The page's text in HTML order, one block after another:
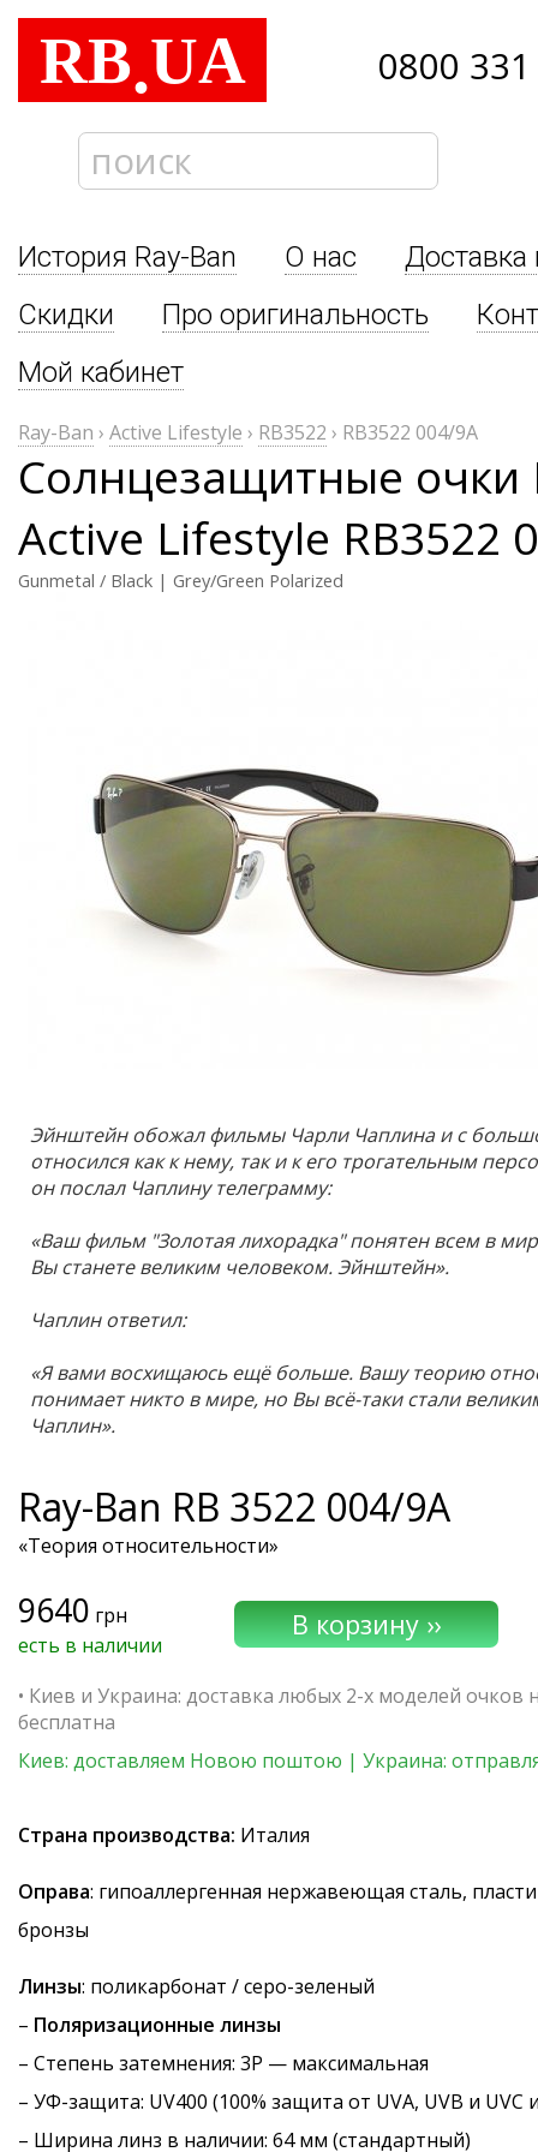
RB.UA 0800
История Ray-Ban О нас
Доставка
Скидки
Про оригинальность
Мой кабинет
Ray-Ban › Active Lifestyle › RB3522 › RB3522 004/9A
Солнцезащитные очки
Active Lifestyle RB3522
Gunmetal / Black | Grey/Green Polarized
Эйнштейн обожал фильмы Чарли Чаплина и с
относился как к нему, так и к его трогательным
он послал Чаплину телеграмму:
«Ваш фильм "Золотая лихорадка" понятен всем в
Вы станете великим человеком. Эйнштейн».
Чаплин ответил:
«Я вами восхищаюсь ещё больше. Вашу теорию
понимает никто в мире, но Вы всё-таки стали
Чаплин».
Ray-Ban RB 3522 004/9A
«Теория относительности»
9640 грн
есть в наличии
• Киев и Украина: доставка любых 2-х моделей
бесплатна
Киев: доставляем Новою поштою | Украина:
Страна производства: Италия
Оправа: гипоаллергенная нержавеющая сталь,
бронзы
Линзы: поликарбонат / серо-зеленый
– Поляризационные линзы
– Степень затемнения: 3P — максимальная
– УФ-защита: UV400 (100% защита от UVA, UVB и UVC
– Ширина линз в наличии: 64 мм (стандартный)